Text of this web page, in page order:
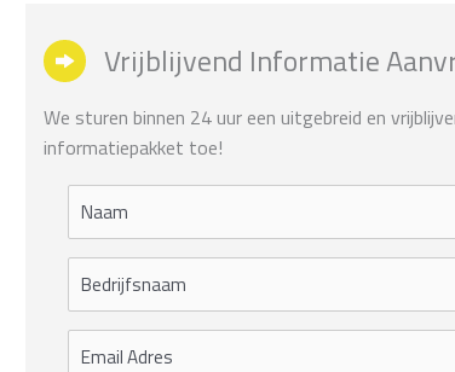
Vrijblijvend Informatie
We sturen binnen 24 uur een uitgebreid en
informatiepakket toe!